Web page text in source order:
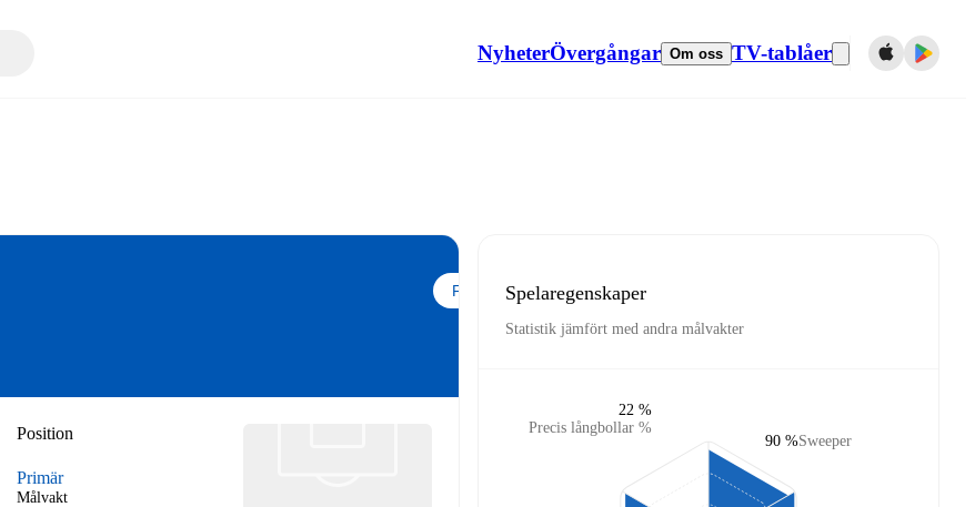
NyheterÖvergångar Om oss TV-tablåer
Följ
Position
Primär
Målvakt
Spelaregenskaper
Statistik jämfört med andra målvakter
Precis långbollar %
22 %
Sweeper
90 %